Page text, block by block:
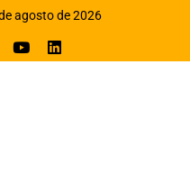
agosto de 2026